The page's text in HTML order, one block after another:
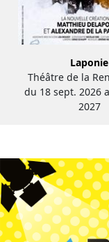
Laponie
Théâtre de la
du 18 sept. 2026
2027